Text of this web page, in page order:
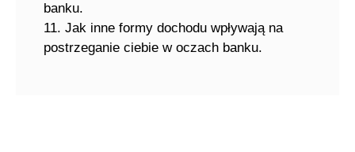
banku.
11. Jak inne formy dochodu wpływają na
postrzeganie ciebie w oczach banku.